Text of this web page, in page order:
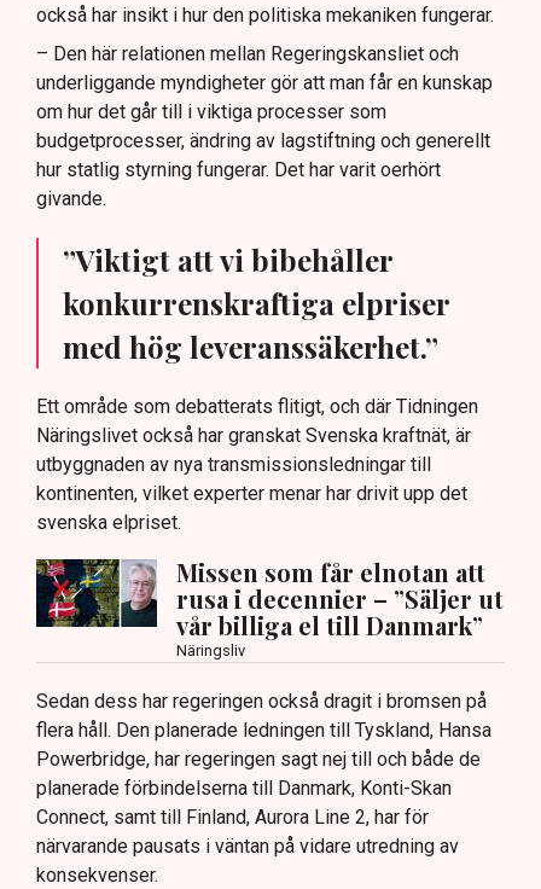
också har insikt i hur den politiska mekaniken fungerar.
– Den här relationen mellan Regeringskansliet och
underliggande myndigheter gör att man får en kunskap
om hur det går till i viktiga processer som
budgetprocesser, ändring av lagstiftning och generellt
hur statlig styrning fungerar. Det har varit oerhört
givande.
”Viktigt att vi bibehåller
konkurrenskraftiga elpriser
med hög leveranssäkerhet.”
Ett område som debatterats flitigt, och där Tidningen
Näringslivet också har granskat Svenska kraftnät, är
utbyggnaden av nya transmissionsledningar till
kontinenten, vilket experter menar har drivit upp det
svenska elpriset.
Missen som får elnotan att
rusa i decennier – ”Säljer ut
vår billiga el till Danmark”
Näringsliv
Sedan dess har regeringen också dragit i bromsen på
flera håll. Den planerade ledningen till Tyskland, Hansa
Powerbridge, har regeringen sagt nej till och både de
planerade förbindelserna till Danmark, Konti-Skan
Connect, samt till Finland, Aurora Line 2, har för
närvarande pausats i väntan på vidare utredning av
konsekvenser.